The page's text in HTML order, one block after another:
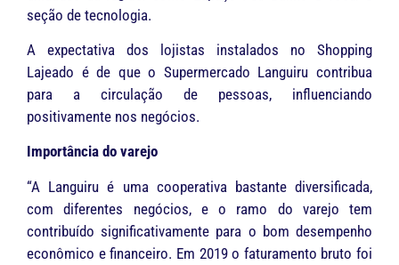
seção de tecnologia.
A expectativa dos lojistas instalados no Shopping
Lajeado é de que o Supermercado Languiru contribua
para a circulação de pessoas, influenciando
positivamente nos negócios.
Importância do varejo
“A Languiru é uma cooperativa bastante diversificada,
com diferentes negócios, e o ramo do varejo tem
contribuído significativamente para o bom desempenho
econômico e financeiro. Em 2019 o faturamento bruto foi